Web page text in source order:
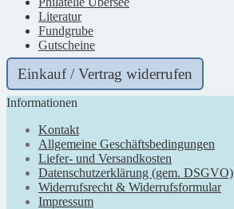
Literatur
Fundgrube
Gutscheine
Einkauf / Vertrag widerrufen
Informationen
Kontakt
Allgemeine Geschäftsbedingungen
Liefer- und Versandkosten
Datenschutzerklärung (gem. DSGVO)
Widerrufsrecht & Widerrufsformular
Impressum